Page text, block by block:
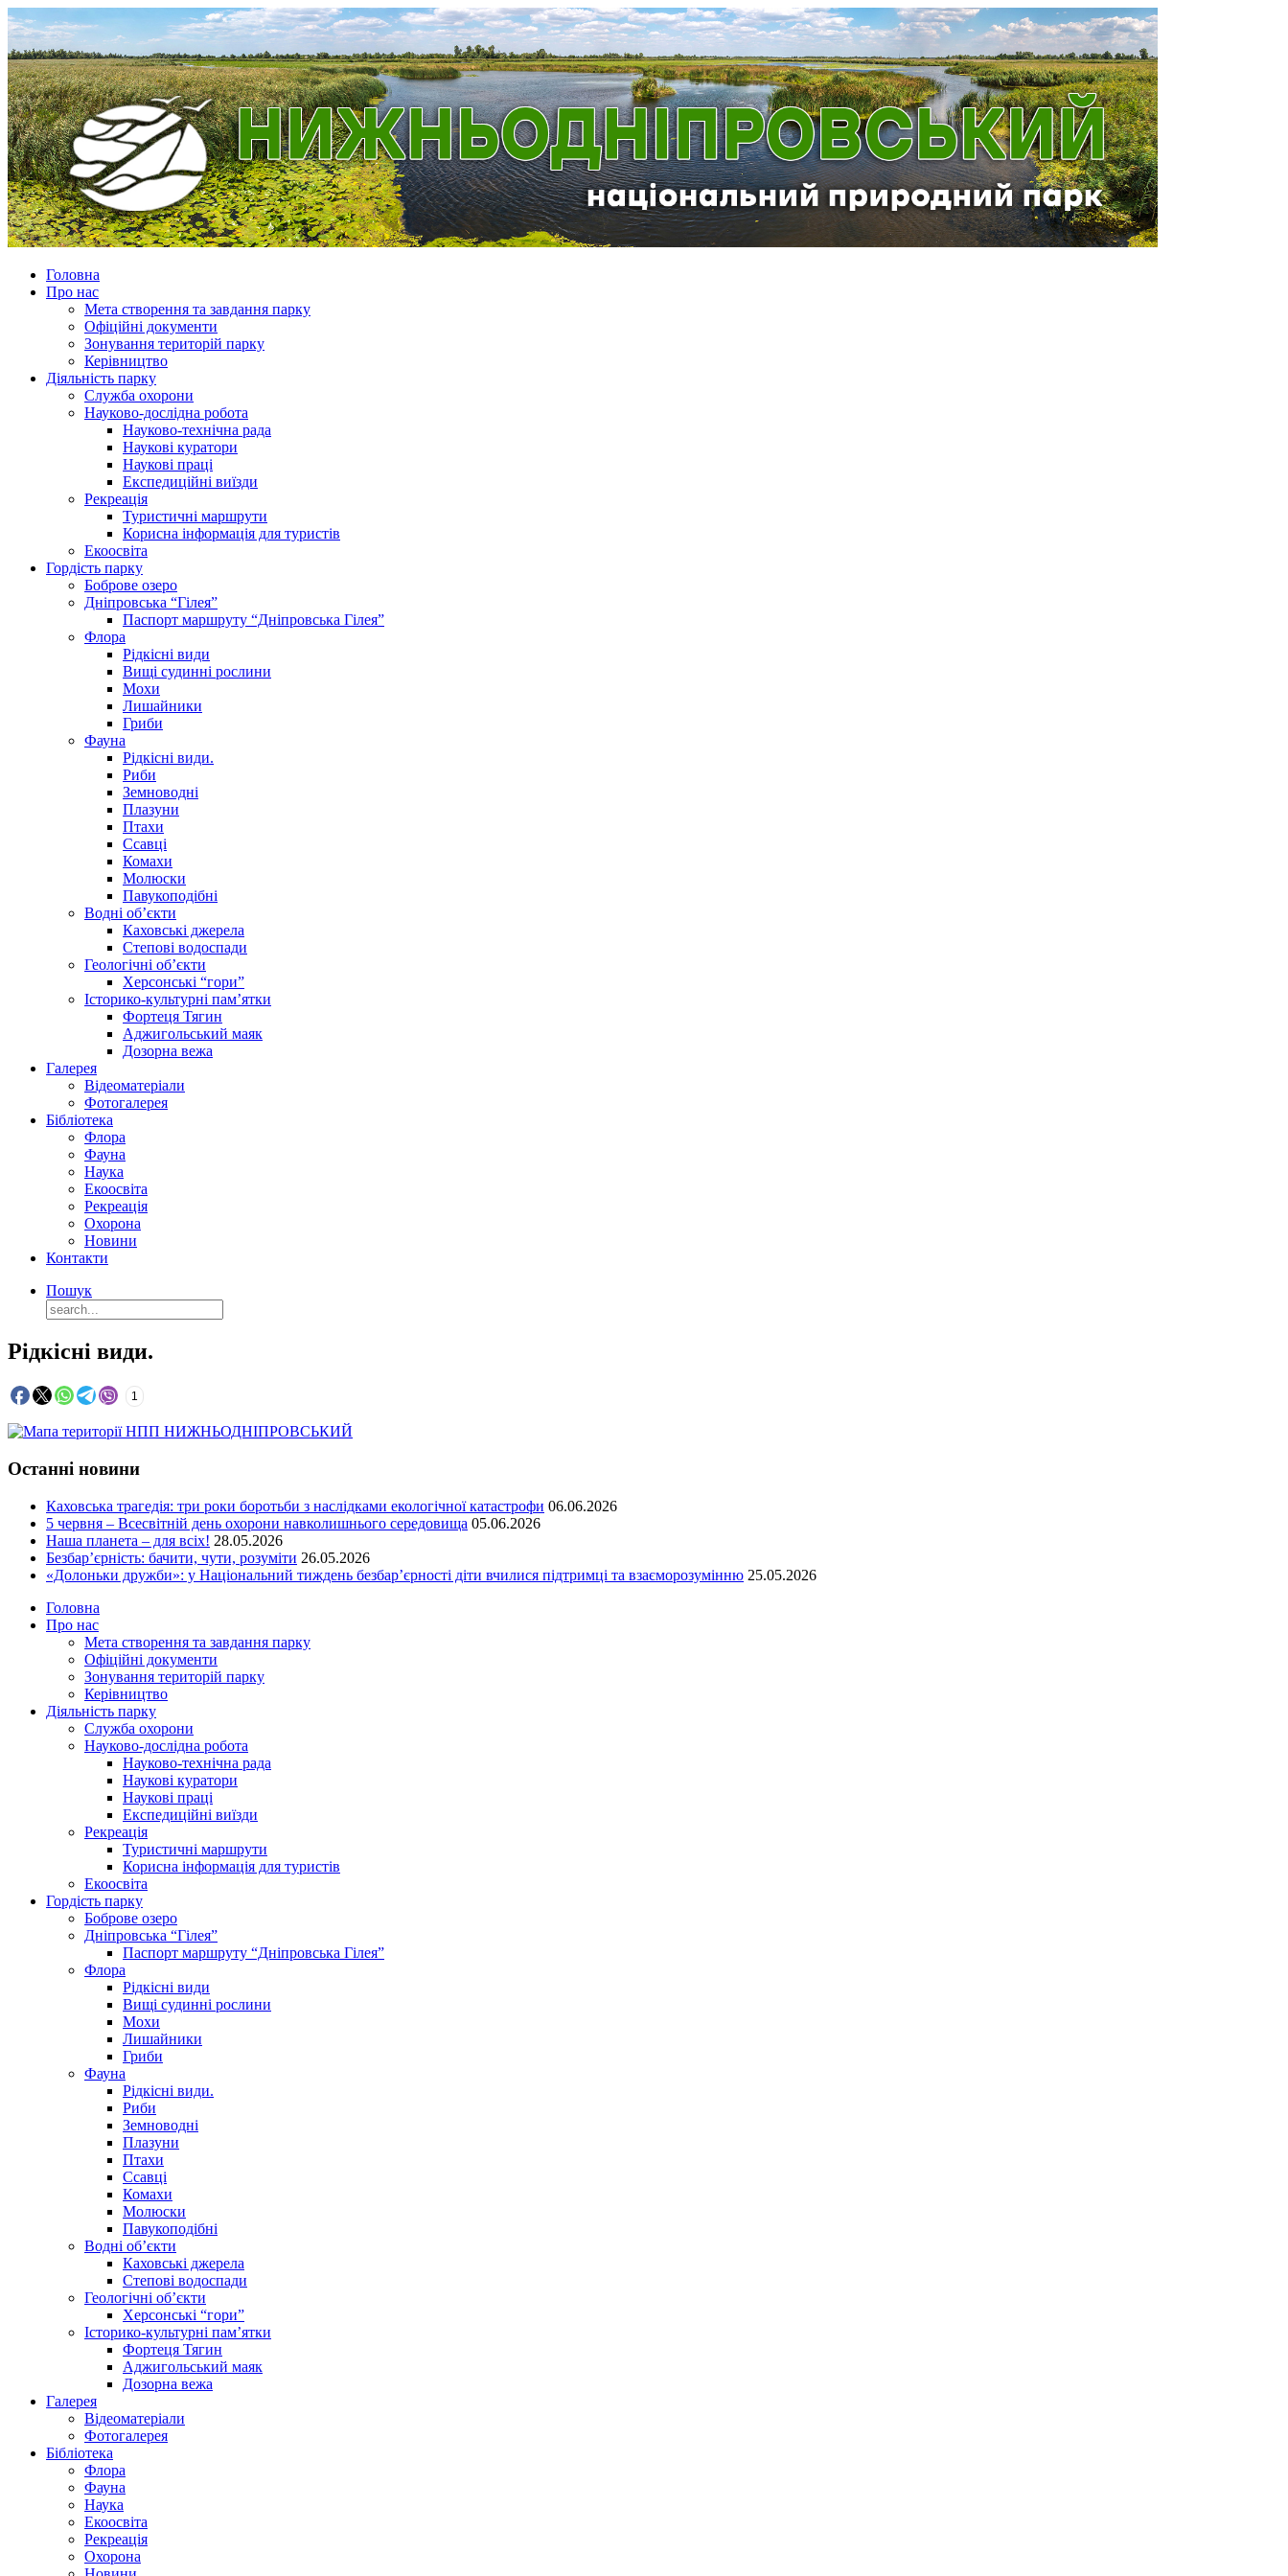
Головна
Про нас
Мета створення та завдання парку
Офіційні документи
Зонування територій парку
Керівництво
Діяльність парку
Служба охорони
Науково-дослідна робота
Науково-технічна рада
Наукові куратори
Наукові праці
Експедиційні виїзди
Рекреація
Туристичні маршрути
Корисна інформація для туристів
Екоосвіта
Гордість парку
Боброве озеро
Дніпровська “Гілея”
Паспорт маршруту “Дніпровська Гілея”
Флора
Рідкісні види
Вищі судинні рослини
Мохи
Лишайники
Гриби
Фауна
Рідкісні види.
Риби
Земноводні
Плазуни
Птахи
Ссавці
Комахи
Молюски
Павукоподібні
Водні об’єкти
Каховські джерела
Степові водоспади
Геологічні об’єкти
Херсонські “гори”
Історико-культурні пам’ятки
Фортеця Тягин
Аджигольський маяк
Дозорна вежа
Галерея
Відеоматеріали
Фотогалерея
Бібліотека
Флора
Фауна
Наука
Екоосвіта
Рекреація
Охорона
Новини
Контакти
Пошук
Рідкісні види.
1
Останні новини
Каховська трагедія: три роки боротьби з наслідками екологічної катастрофи 06.06.2026
5 червня – Всесвітній день охорони навколишнього середовища 05.06.2026
Наша планета – для всіх! 28.05.2026
Безбар’єрність: бачити, чути, розуміти 26.05.2026
«Долоньки дружби»: у Національний тиждень безбар’єрності діти вчилися підтримці та взаєморозумінню 25.05.2026
Головна
Про нас
Мета створення та завдання парку
Офіційні документи
Зонування територій парку
Керівництво
Діяльність парку
Служба охорони
Науково-дослідна робота
Науково-технічна рада
Наукові куратори
Наукові праці
Експедиційні виїзди
Рекреація
Туристичні маршрути
Корисна інформація для туристів
Екоосвіта
Гордість парку
Боброве озеро
Дніпровська “Гілея”
Паспорт маршруту “Дніпровська Гілея”
Флора
Рідкісні види
Вищі судинні рослини
Мохи
Лишайники
Гриби
Фауна
Рідкісні види.
Риби
Земноводні
Плазуни
Птахи
Ссавці
Комахи
Молюски
Павукоподібні
Водні об’єкти
Каховські джерела
Степові водоспади
Геологічні об’єкти
Херсонські “гори”
Історико-культурні пам’ятки
Фортеця Тягин
Аджигольський маяк
Дозорна вежа
Галерея
Відеоматеріали
Фотогалерея
Бібліотека
Флора
Фауна
Наука
Екоосвіта
Рекреація
Охорона